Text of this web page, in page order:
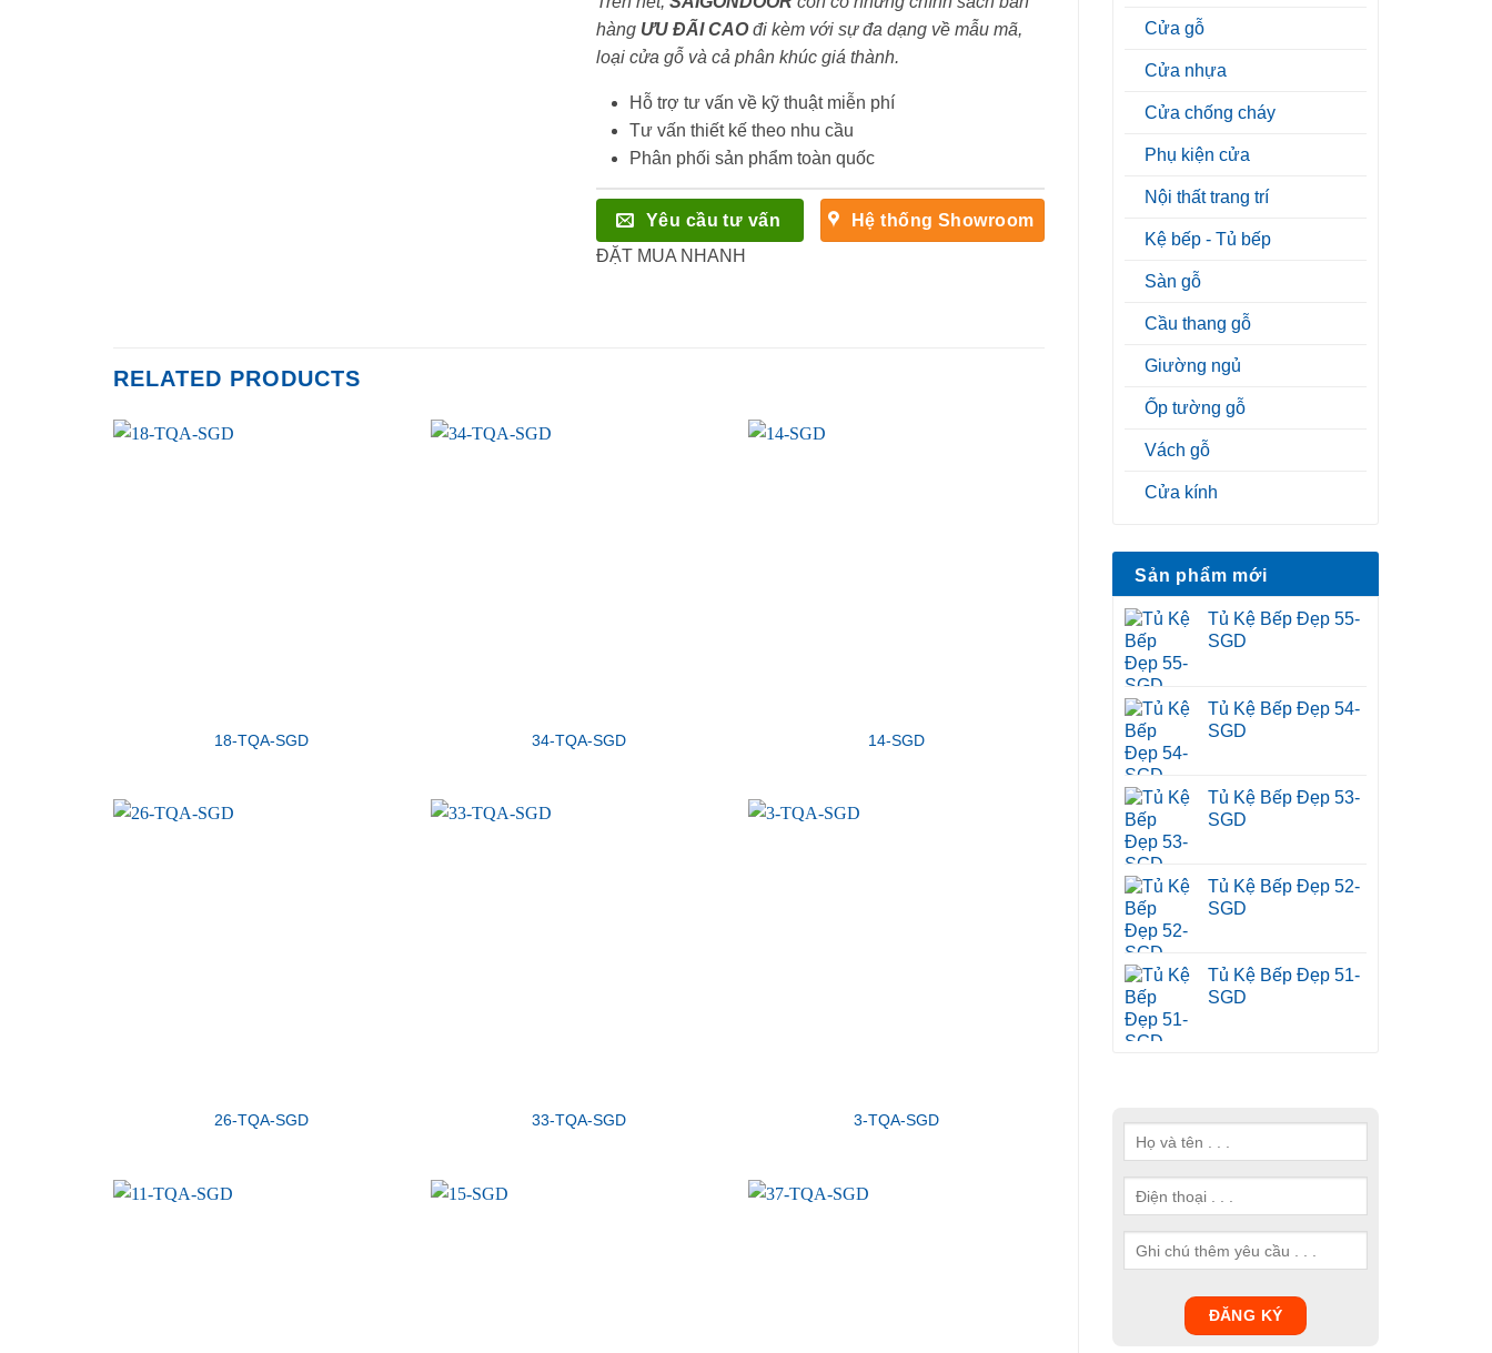
Cửa gỗ
Cửa nhựa
Cửa chống cháy
Phụ kiện cửa
Nội thất trang trí
Kệ bếp - Tủ bếp
Sàn gỗ
Cầu thang gỗ
Giường ngủ
Ốp tường gỗ
Vách gỗ
Cửa kính
Sản phẩm mới
Tủ Kệ Bếp Đẹp 55-
SGD
Tủ Kệ Bếp Đẹp 54-
SGD
Tủ Kệ Bếp Đẹp 53-
SGD
Tủ Kệ Bếp Đẹp 52-
SGD
Tủ Kệ Bếp Đẹp 51-
SGD
hàng ƯU ĐÃI CAOđi kèm với sự đa dạng về mẫu mã,
loại cửa gỗ và cả phân khúc giá thành.
Hỗ trợ tư vấn về kỹ thuật miễn phí
Tư vấn thiết kế theo nhu cầu
Phân phối sản phẩm toàn quốc
Yêu cầu tư vấn
Hệ thống Showroom
ĐẶT MUA NHANH
RELATED PRODUCTS
18-TQA-SGD 34-TQA-SGD 14-SGD
26-TQA-SGD 33-TQA-SGD 3-TQA-SGD